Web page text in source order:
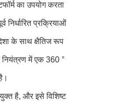
का उपयोग करता
निर्धारित प्रक्रियाओं
के साथ क्षैतिज रूप
में एक 360 °
है, और इसे विशिष्ट